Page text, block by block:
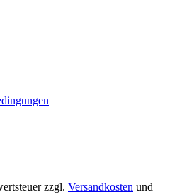
zzgl. Versandkosten und